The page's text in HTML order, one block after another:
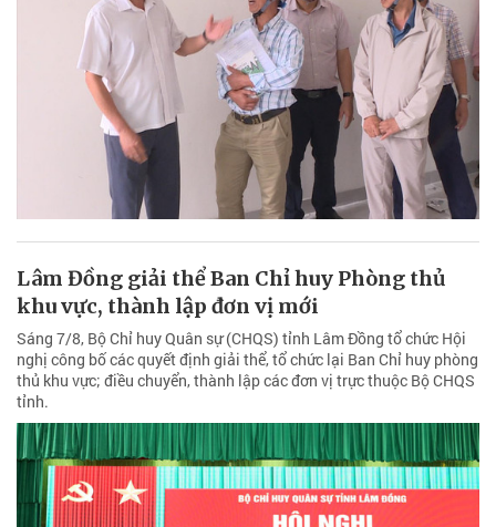
Lâm Đồng giải thể Ban Chỉ huy Phòng thủ
khu vực, thành lập đơn vị mới
Sáng 7/8, Bộ Chỉ huy Quân sự (CHQS) tỉnh Lâm Đồng tổ chức Hội
nghị công bố các quyết định giải thể, tổ chức lại Ban Chỉ huy phòng
thủ khu vực; điều chuyển, thành lập các đơn vị trực thuộc Bộ CHQS
tỉnh.